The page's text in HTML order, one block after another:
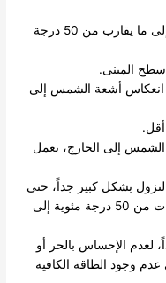
إذا افترضنا أن درجة الحرارة تصل إلى ما يقارب من 50 درجة
المبنى.
انعكاس أشعة الشمس إلى
إلى الخارج، يعمل
بشكل كبير جداً، حتى
تصل درجة الحرارة في أغلب الأوقات من 50 درجة مئوية إلى
لعدم الإحساس بالحر أو
وجود الطاقة الكافية